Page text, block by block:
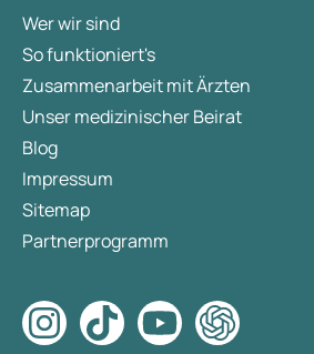
Wer wir sind
So funktioniert's
Zusammenarbeit mit Ärzten
Unser medizinischer Beirat
Blog
Impressum
Sitemap
Partnerprogramm